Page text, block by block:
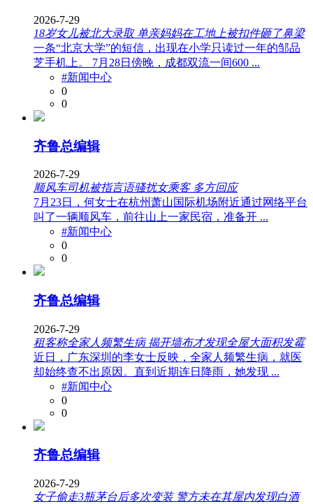
2026-7-29
18岁女儿被北大录取 单亲妈妈在工地上被扣件砸了鼻梁
一条“北京大学”的短信，出现在小学只读过一年的邹品
芝手机上。 7月28日傍晚，成都双流一间600 ...
#新闻中心
0
0
齐鲁总编辑
2026-7-29
顺风车司机被指言语骚扰女乘客 多方回应
7月23日，何女士在杭州萧山国际机场附近通过网络平台
叫了一辆顺风车，前往山上一家民宿，准备开 ...
#新闻中心
0
0
齐鲁总编辑
2026-7-29
租客称全家人频繁生病 揭开墙布才发现全屋大面积发霉
近日，广东深圳的李女士反映，全家人频繁生病，就医
却始终查不出原因。直到近期连日降雨，她发现 ...
#新闻中心
0
0
齐鲁总编辑
2026-7-29
女子偷走3瓶茅台后多次变装 警方未在其屋内发现白酒